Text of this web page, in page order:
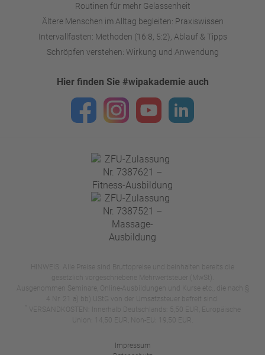
Routinen für mehr Gelassenheit
Ältere Menschen im Alltag begleiten: Praxiswissen
Intervallfasten: Methoden (16:8, 5:2), Ablauf & Tipps
Schröpfen verstehen: Wirkung und Anwendung
Hier finden Sie #wipakademie auch
HINWEIS: Alle Preise sind Bruttopreise und beinhalten bereits die
gesetzlich vorgeschriebene Mehrwertsteuer (MwSt).
Ausgenommen Seminare, Online-Ausbildungen und Kurse etc., die nach §
4 Nr. 21 a) bb) UStG von der Umsatzsteuer befreit sind.
VERSANDKOSTEN: Innerhalb Deutschlands: 5,50 EUR, Europäische
Union: 14,50 EUR, Non-EU: 19,50 EUR.
Impressum